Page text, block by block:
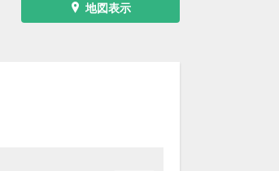
地図表示